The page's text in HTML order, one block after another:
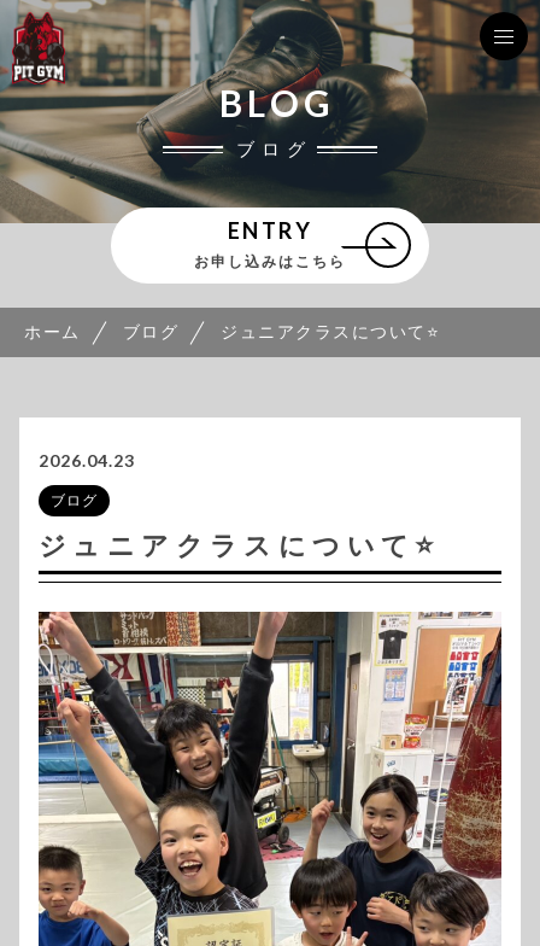
BLOG
ブログ
ENTRY
お申し込みはこちら
ホーム ブログ ジュニアクラスについて⭐️
2026.04.23
ブログ
ジュニアクラスについて⭐️